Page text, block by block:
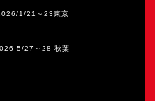
1/21～23東京
5/27～28 秋葉